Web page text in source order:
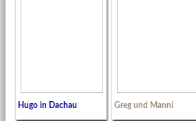
Hugo in Dachau Greg und Manni